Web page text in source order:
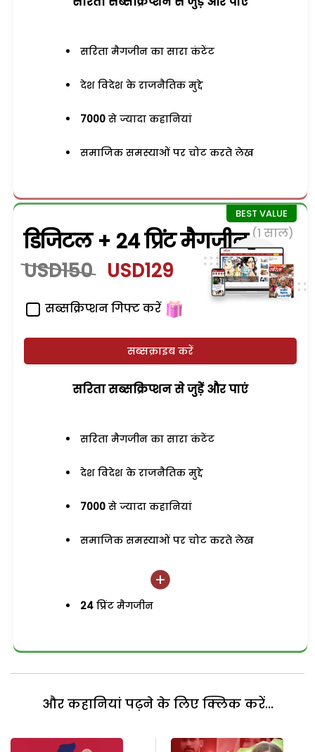
सरिता मैगजीन का सारा कंटेंट
देश विदेश के राजनैतिक मुद्दे
7000 से ज्यादा कहानियां
समाजिक समस्याओं पर चोट करते लेख
डिजिटल + 24 प्रिंट मैगजीन (1 साल)
USD150 USD129
सब्सक्रिप्शन गिफ्ट करें
सब्सक्राइब करें
सरिता सब्सक्रिप्शन से जुड़ेें और पाएं
सरिता मैगजीन का सारा कंटेंट
देश विदेश के राजनैतिक मुद्दे
7000 से ज्यादा कहानियां
समाजिक समस्याओं पर चोट करते लेख
24 प्रिंट मैगजीन
और कहानियां पढ़ने के लिए क्लिक करें...